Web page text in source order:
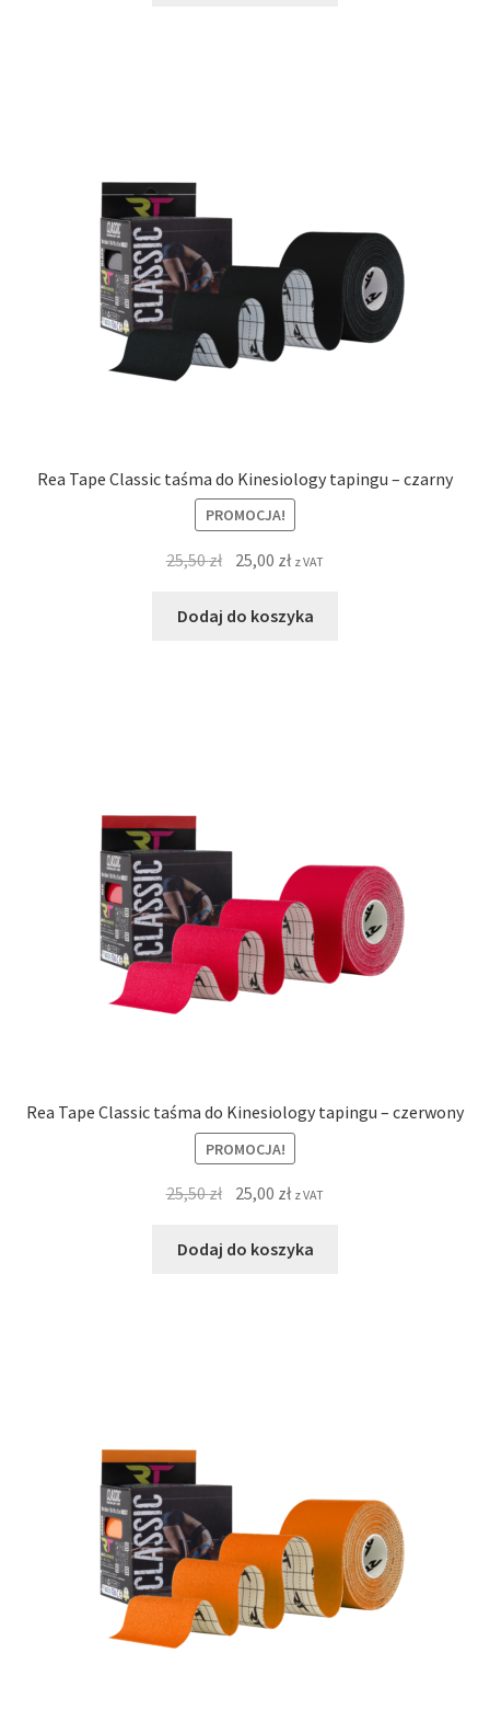
Rea Tape Classic taśma do Kinesiology tapingu – czarny
PROMOCJA!
25,50zł 25,00 zł z VAT
Dodaj do koszyka
Rea Tape Classic taśma do Kinesiology tapingu – czerwony
PROMOCJA!
25,50zł 25,00 zł z VAT
Dodaj do koszyka